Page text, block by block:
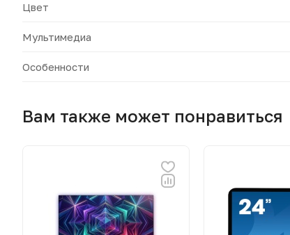
Цвет
Мультимедиа
Особенности
Вам также может понравиться